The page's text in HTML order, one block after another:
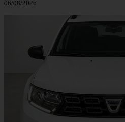
06/08/2026